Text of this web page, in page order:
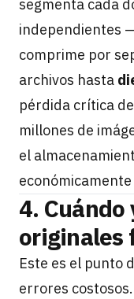
segmenta cada
independientes
comprime por
archivos hasta
pérdida crítica
millones de
el
económicamente
4.
originales
Este es el punto
errores